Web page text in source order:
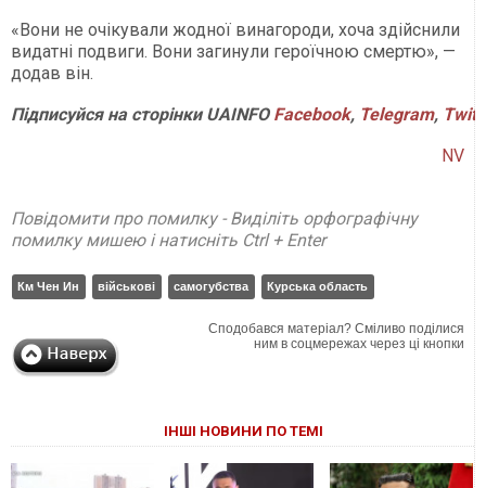
«Вони не очікували жодної винагороди, хоча здійснили
видатні подвиги. Вони загинули героїчною смертю», —
додав він.
Підписуйся на сторінки UAINFO Facebook, Telegram,
NV
Повідомити про помилку - Виділіть орфографічну
помилку мишею і натисніть Ctrl + Enter
Км Чен Ин військові самогубства Курська область
Сподобався матеріал? Сміливо поділися
ним в соцмережах через ці кнопки
ІНШІ НОВИНИ ПО ТЕМІ